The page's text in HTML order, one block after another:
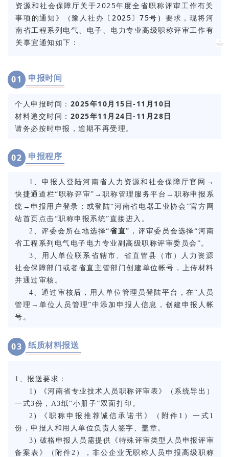
资源和社会保障厅关于2025年度全省职称评审工作有关
事项的通知》（豫人社办 〔2025〕75号） 要求，现将河
南省工程系列电气、电子、电力专业高级职称评审工作有
关事宜通知如下：
01 申报时间
个人申报时间： 2025年10月15日-11月10日
材料递交时间： 2025年11月24日-11月28日
请务必按时申报，逾期不再受理。
02 申报程序
1、申报人登陆河南省人力资源和社会保障厅官网→
快捷通道栏“职称评审”→职称管理服务平台→职称申报系
统→申报用户登录； 或登陆“河南省电器工业协会”官方网
站首页点击“职称申报系统”直接进入。
2、评委会所在地选择“省直”，评审委员会选择“河南
省工程系列电气电子电力专业副高级职称评审委员会”。
3、用人单位联系省辖市、省直管县（市）人力资源
社会保障部门或者省直主管部门创建单位帐号，上传材料
并通过审核。
4、通过审核后，用人单位管理员登陆平台，在“人员
管理→单位人员管理”中添加申报人信息，创建申报人帐
号。
03 纸质材料报送
1、报送要求：
1) 《河南省专业技术人员职称评审表》（系统导出）
一式3份，A3纸“小册子”双面打印。
2) 《职称申报推荐诚信承诺书》（附件1）一式1
份，申报人和用人单位负责人签字、盖章。
3) 破格申报人员需提供《特殊评审类型人员申报评审
备案表》
（附件2 ）
，非公企业无职称人员申报高级职称